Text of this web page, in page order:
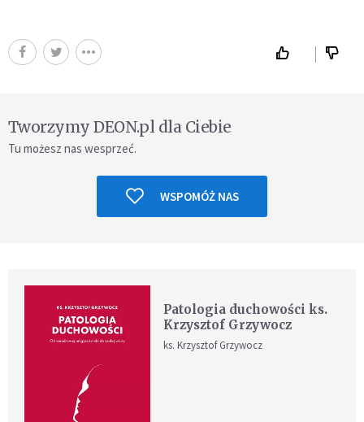
Tworzymy DEON.pl dla Ciebie
Tu możesz nas wesprzeć.
WSPOMÓŻ NAS
Patologia duchowości ks.
Krzysztof Grzywocz
ks. Krzysztof Grzywocz